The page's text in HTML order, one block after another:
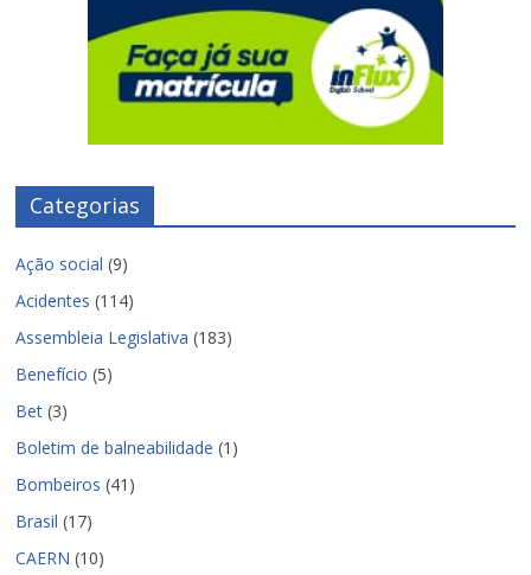
Categorias
Ação social (9)
Acidentes (114)
Assembleia Legislativa (183)
Benefício (5)
Bet (3)
Boletim de balneabilidade (1)
Bombeiros (41)
Brasil (17)
CAERN (10)